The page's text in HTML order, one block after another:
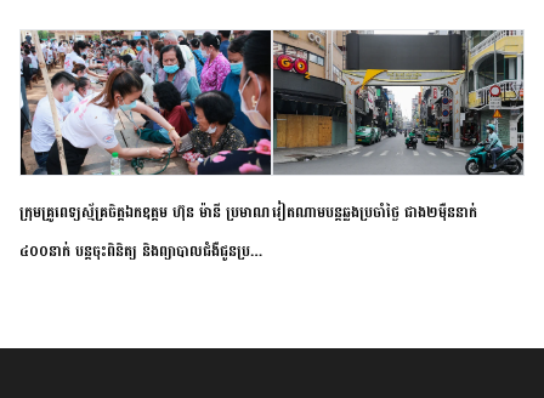
កម្រិតបឋម ដល់ឧត្តម
សិក្សានាពេលខាងមុខ
ខាងមុខនឹងបញ្ជូនសញ្ញា
នៃភាពស្អិតរមួត និង
ការប្តេជ្ញាចិត្ត
អភិវឌ្ឍន៍នុយក្លេអ៊ែរ
ខេត្តកំពង់ចាម ចុះពិនិត្យ
ពិគ្រោះជំងឺទូទៅ និងផ្តល់
ថ្នាំពេទ្យជូនប្រជាពលរដ្ឋ
រស់នៅសង្កាត់បឹងកុក
ក្រុមគ្រូពេទ្យស្ម័គ្រចិត្តឯកឧត្តម ហ៊ុន ម៉ានី ប្រមាណ
៤០០នាក់ បន្តចុះពិនិត្យ និងព្យាបាលជំងឺជូនប្រជា
វៀតណាម​បន្ត​ឆ្លង​ប្រចាំថ្ងៃ​ ​ជាង​២​ម៉ឺន​នាក់​